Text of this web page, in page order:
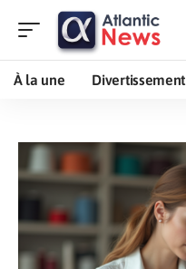
À la une Divertissement